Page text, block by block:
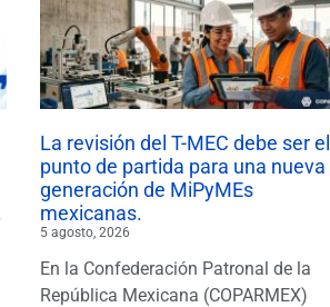
La revisión del T-MEC debe ser el
punto de partida para una nueva
generación de MiPyMEs
mexicanas.
5 agosto, 2026
En la Confederación Patronal de la
República Mexicana (COPARMEX)